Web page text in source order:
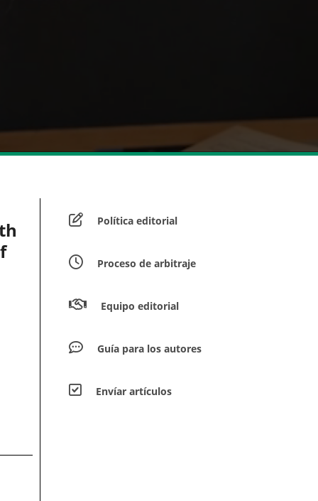
Política editorial
Proceso de arbitraje
Equipo editorial
Guía para los autores
Envíar artículos